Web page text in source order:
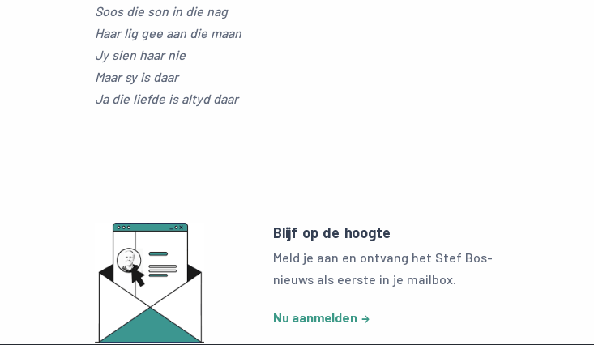
Soos die son in die nag
Haar lig gee aan die maan
Jy sien haar nie
Maar sy is daar
Ja die liefde is altyd daar
Blijf op de hoogte
Meld je aan en ontvang het Stef Bos-
nieuws als eerste in je mailbox.
Nu aanmelden